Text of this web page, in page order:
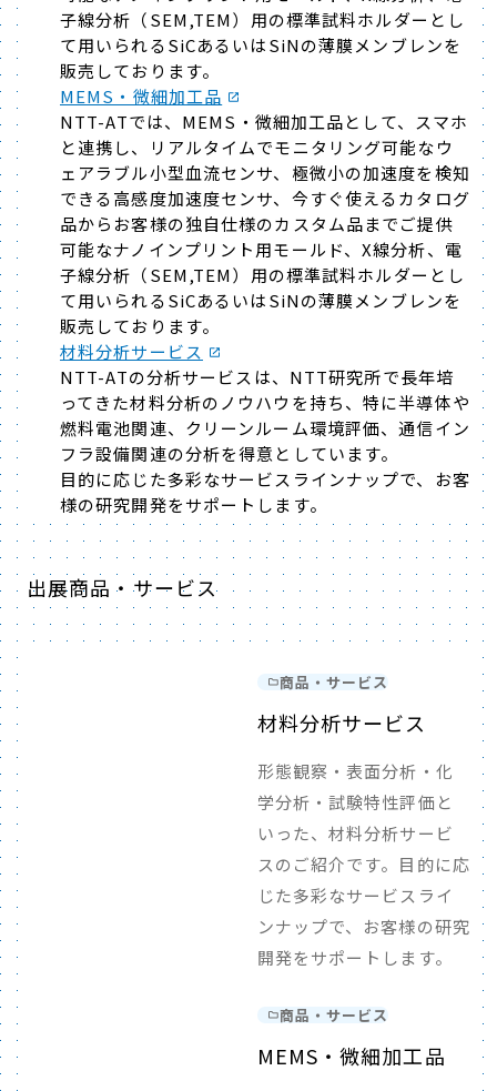
子線分析（SEM,TEM）用の標準試料ホルダーとし
て用いられるSiCあるいはSiNの薄膜メンブレンを
販売しております。
MEMS・微細加工品
NTT-ATでは、MEMS・微細加工品として、スマホ
と連携し、リアルタイムでモニタリング可能なウ
ェアラブル小型血流センサ、極微小の加速度を検知
できる高感度加速度センサ、今すぐ使えるカタログ
品からお客様の独自仕様のカスタム品までご提供
可能なナノインプリント用モールド、X線分析、電
子線分析（SEM,TEM）用の標準試料ホルダーとし
て用いられるSiCあるいはSiNの薄膜メンブレンを
販売しております。
材料分析サービス
NTT-ATの分析サービスは、NTT研究所で長年培
ってきた材料分析のノウハウを持ち、特に半導体や
燃料電池関連、クリーンルーム環境評価、通信イン
フラ設備関連の分析を得意としています。
目的に応じた多彩なサービスラインナップで、お客
様の研究開発をサポートします。
出展商品・サービス
商品・サービス
材料分析サービス
形態観察・表面分析・化
学分析・試験特性評価と
いった、材料分析サービ
スのご紹介です。目的に応
じた多彩なサービスライ
ンナップで、お客様の研究
開発をサポートします。
商品・サービス
MEMS・微細加工品